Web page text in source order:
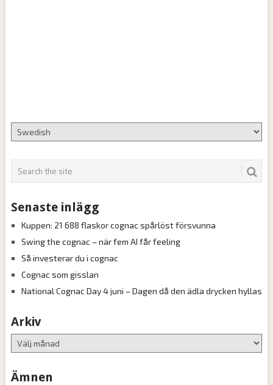
Senaste inlägg
Kuppen: 21 688 flaskor cognac spårlöst försvunna
Swing the cognac – när fem AI får feeling
Så investerar du i cognac
Cognac som gisslan
National Cognac Day 4 juni – Dagen då den ädla drycken hyllas
Arkiv
Arkiv
Ämnen